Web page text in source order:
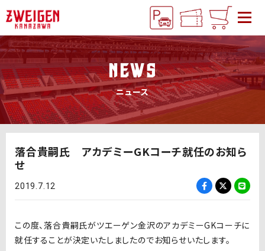
NEWS
ニュース
落合貴嗣氏 アカデミーGKコーチ就任のお知ら
せ
2019.7.12
この度、落合貴嗣氏がツエーゲン金沢のアカデミーGKコーチに
就任することが決定いたしましたのでお知らせいたします。